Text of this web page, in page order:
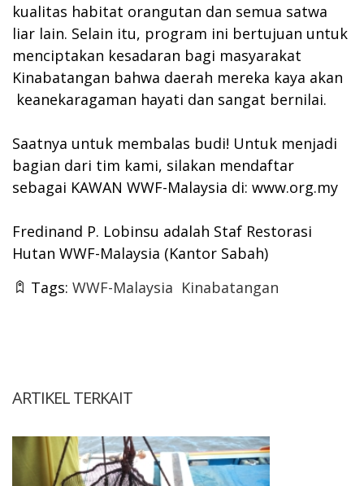
kualitas habitat orangutan dan semua satwa
liar lain. Selain itu, program ini bertujuan untuk
menciptakan kesadaran bagi masyarakat
Kinabatangan bahwa daerah mereka kaya akan
keanekaragaman hayati dan sangat bernilai.
Saatnya untuk membalas budi! Untuk menjadi
bagian dari tim kami, silakan mendaftar
sebagai KAWAN WWF-Malaysia di: www.org.my
Fredinand P. Lobinsu adalah Staf Restorasi
Hutan WWF-Malaysia (Kantor Sabah)
Tags: WWF-Malaysia Kinabatangan
ARTIKEL TERKAIT